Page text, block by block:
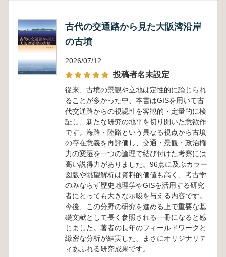
古代の交通路から見た大阪湾沿岸
の古墳
2026/07/12
投稿者名未設定
従来、古墳の景観や立地は定性的に論じられ
ることが多かった中、本書はGISを用いて古
代交通路からの視認性を客観的・定量的に検
証し、新たな研究の地平を切り開いた意欲作
です。海路・陸路という異なる視点から古墳
の存在意義を再評価し、交通・景観・政治権
力の変遷を一つの論理で結び付けた考察には
高い説得力がありました。96点に及ぶカラー
図版や眺望解析は資料的価値も高く、考古学
のみならず歴史地理学やGISを活用する研究
者にとっても大きな示唆を与える内容です。
今後、この分野の研究を進める上で重要な基
礎文献として長く参照される一冊になると感
じました。著者の長年のフィールドワークと
緻密な分析が結実した、まさにオリジナリテ
ィあふれる研究成果です。